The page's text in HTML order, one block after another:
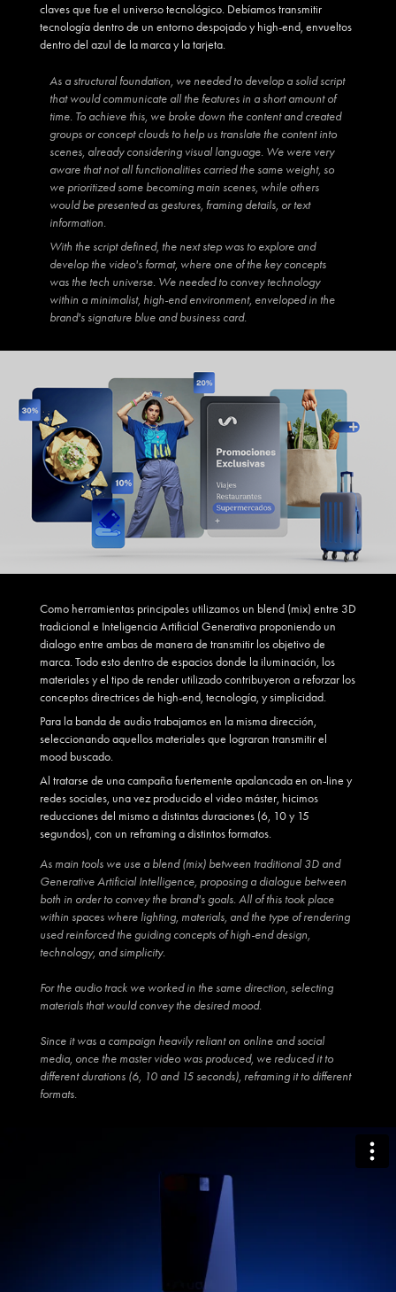
claves que fue el universo tecnológico. Debíamos transmitir
tecnología dentro de un entorno despojado y high-end, envueltos
dentro del azul de la marca y la tarjeta.
As a structural foundation, we needed to develop a solid script
that would communicate all the features in a short amount of
time. To achieve this, we broke down the content and created
groups or concept clouds to help us translate the content into
scenes, already considering visual language. We were very
aware that not all functionalities carried the same weight, so
we prioritized some becoming main scenes, while others
would be presented as gestures, framing details, or text
information.
With the script defined, the next step was to explore and
develop the video's format, where one of the key concepts
was the tech universe. We needed to convey technology
within a minimalist, high-end environment, enveloped in the
brand's signature blue and business card.
Como herramientas principales utilizamos un blend (mix) entre 3D
tradicional e Inteligencia Artificial Generativa proponiendo un
dialogo entre ambas de manera de transmitir los objetivo de
marca. Todo esto dentro de espacios donde la iluminación, los
materiales y el tipo de render utilizado contribuyeron a reforzar los
conceptos directrices de high-end, tecnología, y simplicidad.
Para la banda de audio trabajamos en la misma dirección,
seleccionando aquellos materiales que lograran transmitir el
mood buscado.
Al tratarse de una campaña fuertemente apalancada en on-line y
redes sociales, una vez producido el video máster, hicimos
reducciones del mismo a distintas duraciones (6, 10 y 15
segundos), con un reframing a distintos formatos.
As main tools we use a blend (mix) between traditional 3D and
Generative Artificial Intelligence, proposing a dialogue between
both in order to convey the brand's goals. All of this took place
within spaces where lighting, materials, and the type of rendering
used reinforced the guiding concepts of high-end design,
technology, and simplicity.
For the audio track we worked in the same direction, selecting
materials that would convey the desired mood.
Since it was a campaign heavily reliant on online and social
media, once the master video was produced, we reduced it to
different durations (6, 10 and 15 seconds), reframing it to different
formats.